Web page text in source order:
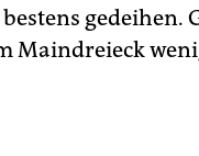
gedeihen.
Maindreieck